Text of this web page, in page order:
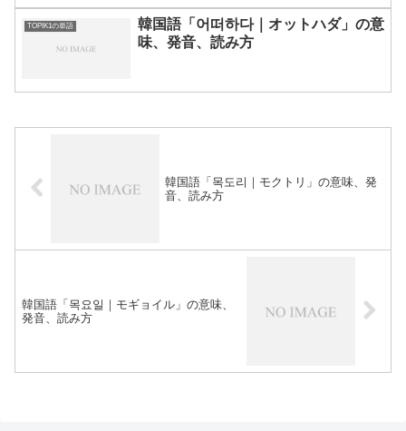
TOPIK1の単語
韓国語「어떠하다｜オットハダ」の意
味、発音、読み方
韓国語「목도리｜モクトリ」の意味、発
音、読み方
韓国語「목요일｜モギョイル」の意味、
発音、読み方